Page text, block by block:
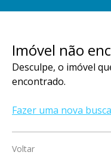
Imóvel não
Desculpe, o imóvel
encontrado.
Fazer uma nova busca
Voltar